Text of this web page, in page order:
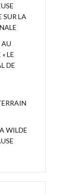
SUR LA
AU
LE
DE
WILDE